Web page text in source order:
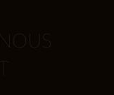
NOUS